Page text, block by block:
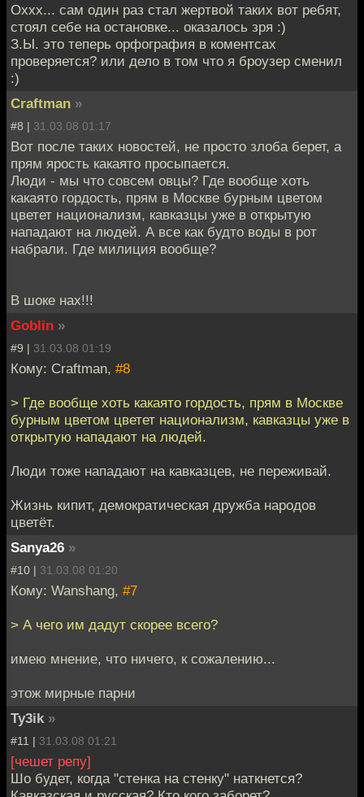
Оххх... сам один раз стал жертвой таких вот ребят,
стоял себе на остановке... оказалось зря :)
З.Ы. это теперь орфография в коментсах
проверяется? или дело в том что я броузер сменил
:)
Craftman »
#8 | 31.03.08 01:17
Вот после таких новостей, не просто злоба берет, а
прям ярость какаято просыпается.
Люди - мы что совсем овцы? Где вообще хоть
какаято гордость, прям в Москве бурным цветом
цветет национализм, кавказцы уже в открытую
нападают на людей. А все как будто воды в рот
набрали. Где милиция вообще?
В шоке нах!!!
Goblin »
#9 | 31.03.08 01:19
Кому: Craftman, #8
> Где вообще хоть какаято гордость, прям в Москве
бурным цветом цветет национализм, кавказцы уже в
открытую нападают на людей.
Люди тоже нападают на кавказцев, не переживай.
Жизнь кипит, демократическая дружба народов
цветёт.
Sanya26 »
#10 | 31.03.08 01:20
Кому: Wanshang, #7
> А чего им дадут скорее всего?
имею мнение, что ничего, к сожалению...
этож мирные парни
Ty3ik »
#11 | 31.03.08 01:21
[чешет репу]
Шо будет, когда "стенка на стенку" наткнется?